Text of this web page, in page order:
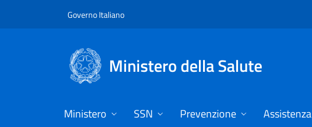
Governo Italiano
Ministero della Salute
Ministero SSN Prevenzione Assistenza